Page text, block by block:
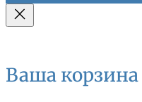
Ваша корзина